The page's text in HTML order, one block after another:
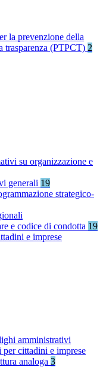
la prevenzione della
trasparenza (PTPCT) 2
su organizzazione e
generali 19
strategico-
e codice di condotta 19
e imprese
amministrativi
cittadini e imprese
analoga 3